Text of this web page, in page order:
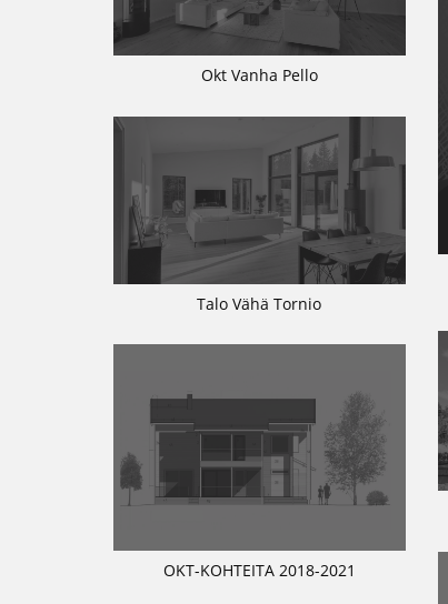
Okt Vanha Pello
Talo Vähä Tornio
OKT-KOHTEITA 2018-2021